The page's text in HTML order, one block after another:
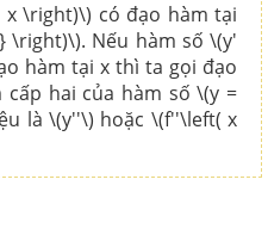
\right)\) có đạo hàm tại
\right)\). Nếu hàm số \(y'
hàm tại x thì ta gọi đạo
hai của hàm số \(y =
là \(y''\) hoặc \(f''\left( x